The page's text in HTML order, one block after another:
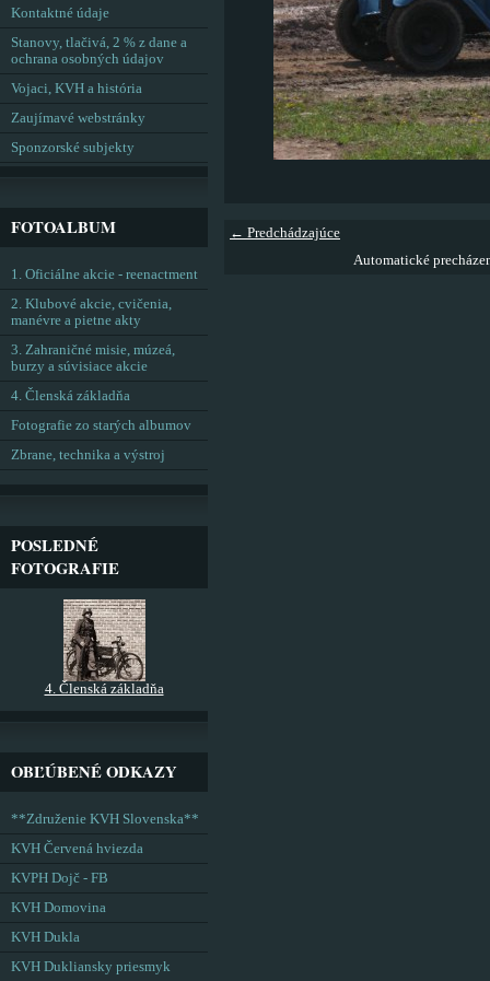
← Predchádzajúce
Automatické
Kontaktné údaje
Stanovy, tlačivá, 2 % z dane a
ochrana osobných údajov
Vojaci, KVH a história
Zaujímavé webstránky
Sponzorské subjekty
FOTOALBUM
1. Oficiálne akcie - reenactment
2. Klubové akcie, cvičenia,
manévre a pietne akty
3. Zahraničné misie, múzeá,
burzy a súvisiace akcie
4. Členská základňa
Fotografie zo starých albumov
Zbrane, technika a výstroj
POSLEDNÉ
FOTOGRAFIE
4. Členská základňa
OBĽÚBENÉ ODKAZY
**Združenie KVH Slovenska**
KVH Červená hviezda
KVPH Dojč - FB
KVH Domovina
KVH Dukla
KVH Dukliansky priesmyk